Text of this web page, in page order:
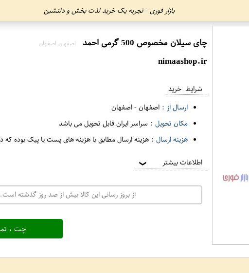
بازار فوری - تجربه یک خرید لذت بخش و دلنشین
چای سیلان مخصوص 500 گرمی احمد اصفهان اصفهان
nimaashop.ir
شرایط خرید
ارسال از : اصفهان-اصفهان
مکان تحویل : سراسر ایران قابل تحویل می باشد
هزینه ارسال : هزینه ارسال مطابق با هزینه های پست یا پیک بوده
اطلاعات بیشتر ❯
از بروز رسانی این کالا بیش از صد روز گذشته
چت ،